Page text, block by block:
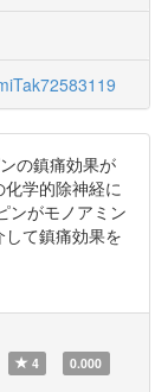
の鎮痛効果が
学的除神経に
ンがモノアミン
て鎮痛効果を
4 0.000